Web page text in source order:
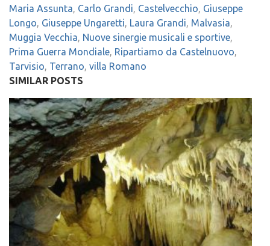
Maria Assunta, Carlo Grandi, Castelvecchio, Giuseppe
Longo, Giuseppe Ungaretti, Laura Grandi, Malvasia,
Muggia Vecchia, Nuove sinergie musicali e sportive,
Prima Guerra Mondiale, Ripartiamo da Castelnuovo,
Tarvisio, Terrano, villa Romano
SIMILAR POSTS